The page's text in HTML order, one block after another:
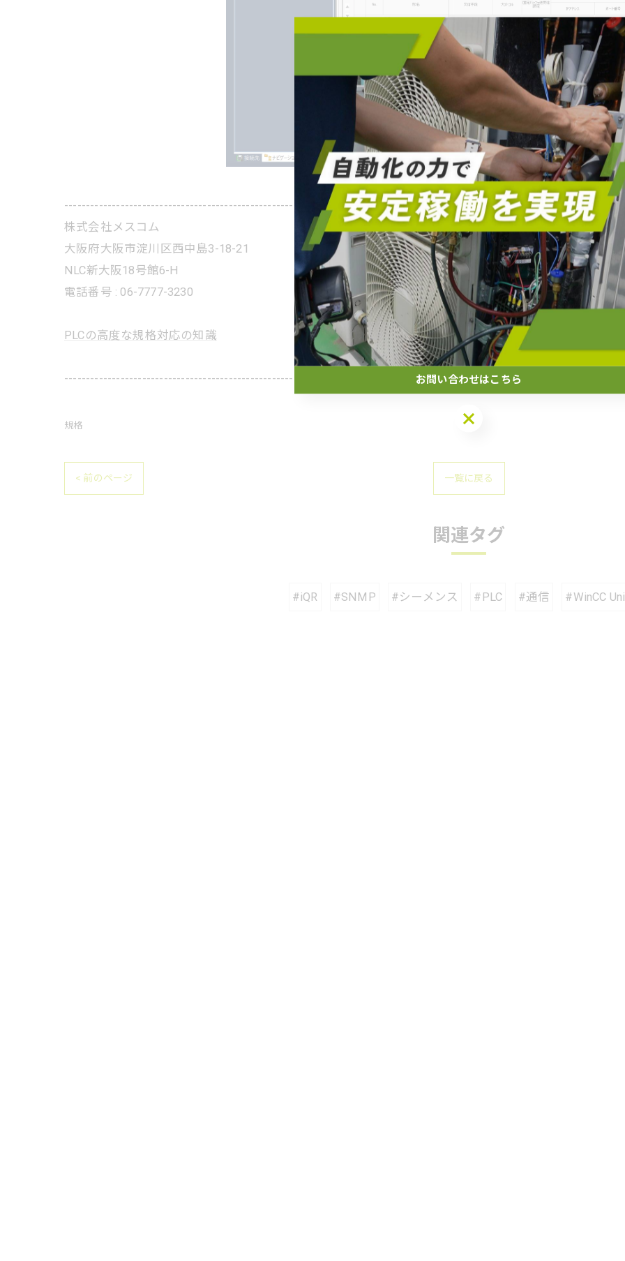
----------------------------------------------------------------------
株式会社メスコム
大阪府大阪市淀川区西中島3-18-21
NLC新大阪18号館6-H
電話番号 : 06-7777-3230
PLCの高度な規格対応の知識
----------------------------------------------------------------------
規格
< 前のページ 一覧に戻る
関連タグ
#iQR #SNMP #シーメンス #PLC #通信 #WinCC
お問い合わせはこちら
お問い合わせはこちら